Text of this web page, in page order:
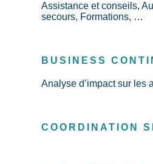
Assistance et conseils,
secours, Formations, …
BUSINESS
Analyse d’impact sur les
COORDINATION